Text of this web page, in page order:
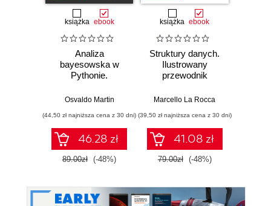
książka ebook
Analiza
bayesowska w
Pythonie.
przewodnik po
probabilistycznym.
Wydanie III
Osvaldo Martin
(44,50 zł najniższa cena z 30 dni)
46.28 zł
89.00zł (-48%)
książka ebook
Struktury danych.
Ilustrowany
przewodnik
Marcello La Rocca
(39,50 zł najniższa cena z 30 dni)
41.08 zł
79.00zł (-48%)